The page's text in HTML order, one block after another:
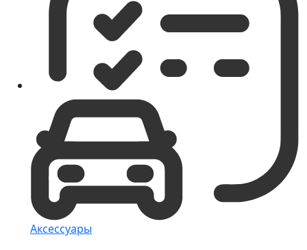
Аксессуары